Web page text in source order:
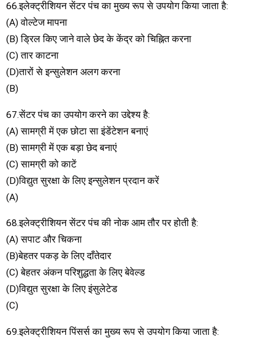
66.इलेक्ट्रीशियन सेंटर पंच का मुख्य रूप से उपयोग किया जाता है:
(A) वोल्टेज मापना
(B) ड्रिल किए जाने वाले छेद के केंद्र को चिह्नित करना
(C) तार काटना
(D)तारों से इन्सुलेशन अलग करना
(B)
67.सेंटर पंच का उपयोग करने का उद्देश्य है:
(A) सामग्री में एक छोटा सा इंडेंटेशन बनाएं
(B) सामग्री में एक बड़ा छेद बनाएं
(C) सामग्री को काटें
(D)विद्युत सुरक्षा के लिए इन्सुलेशन प्रदान करें
(A)
68.इलेक्ट्रीशियन सेंटर पंच की नोक आम तौर पर होती है:
(A) सपाट और चिकना
(B)बेहतर पकड़ के लिए दाँतेदार
(C) बेहतर अंकन परिशुद्धता के लिए बेवेल्ड
(D)विद्युत सुरक्षा के लिए इंसुलेटेड
(C)
69.इलेक्ट्रीशियन पिंसर्स का मुख्य रूप से उपयोग किया जाता है: